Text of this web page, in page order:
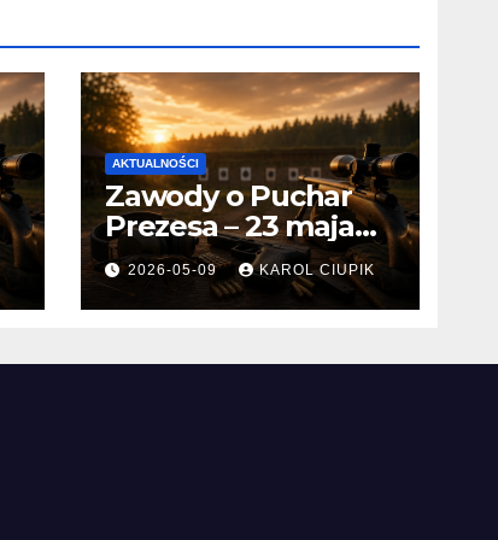
AKTUALNOŚCI
Zawody o Puchar
Prezesa – 23 maja
2026 r.
2026-05-09 KAROL CIUPIK